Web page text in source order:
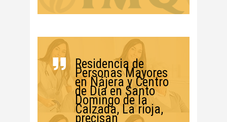
Residencia de
Personas Mayores
en Nájera y Centro
de Día en Santo
Domingo de la
Calzada, La rioja,
precisan